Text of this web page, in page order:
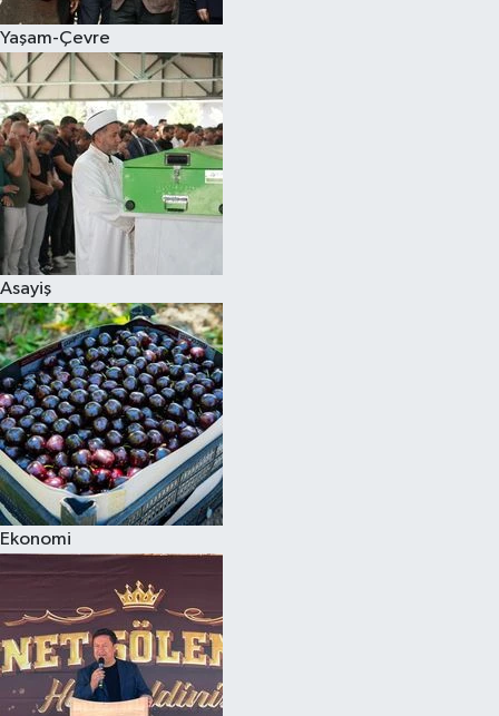
Yaşam-Çevre
Asayiş
Ekonomi
Teknoloji
Televizyon
Yaşam-Çevre